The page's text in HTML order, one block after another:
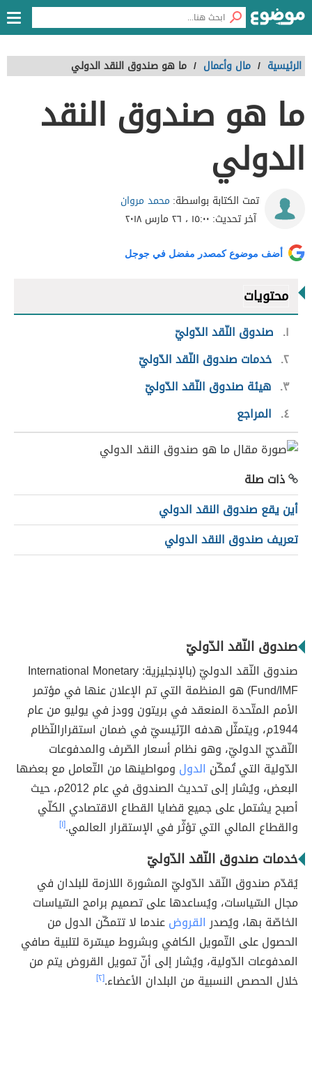
الرئيسية / مال وأعمال / ما هو صندوق النقد الدولي
ما هو صندوق النقد
الدولي
تمت الكتابة بواسطة: محمد مروان
آخر تحديث: ١٥:٠٠ ، ٢٦ مارس ٢٠١٨
أضف موضوع كمصدر مفضل في جوجل
محتويات
١
صندوق النّقد الدّوليّ
٢ خدمات صندوق النّقد الدّوليّ
٣ هيئة صندوق النّقد الدّوليّ
٤
المراجع
ذات صلة
أين يقع صندوق النقد الدولي
تعريف صندوق النقد الدولي
صندوق النّقد الدّوليّ
صندوق النّقد الدوليّ (بالإنجليزية: International Monetary
Fund/IMF) هو المنظمة التي تم الإعلان عنها في مؤتمر
الأمم المتّحدة المنعقد في بريتون وودز في يوليو من عام
1944م، ويتمثّل هدفه الرّئيسيّ في ضمان استقرارالنّظام
النّقديّ الدوليّ، وهو نظام أسعار الصّرف والمدفوعات
الدّولية التي تُمكّن الدول ومواطينها من التّعامل مع بعضها
البعض، ويُشار إلى تحديث الصندوق في عام 2012م، حيث
أصبح يشتمل على جميع قضايا القطاع الاقتصادي الكلّي
والقطاع المالي التي تؤثّر في الإستقرار العالمي.[١]
خدمات صندوق النّقد الدّوليّ
يُقدّم صندوق النّقد الدّوليّ المشورة اللازمة للبلدان في
مجال السّياسات، ويُساعدها على تصميم برامج السّياسات
الخاصّة بها، ويُصدرالقروضعندما لا تتمكّن الدول من
الحصول على التّمويل الكافي وبشروط ميسّرة لتلبية صافي
المدفوعات الدّولية، ويُشار إلى أنّ تمويل القروض يتم من
خلال الحصص النسبية من البلدان الأعضاء.[٢]